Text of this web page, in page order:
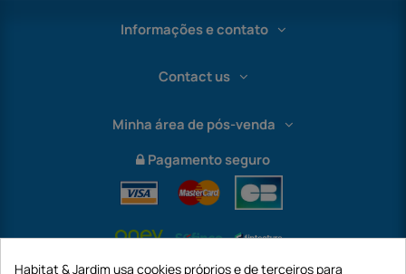
Informações e contato
Contact us
Minha área de pós-venda
Pagamento seguro
Habitat & Jardim usa cookies próprios e de terceiros para